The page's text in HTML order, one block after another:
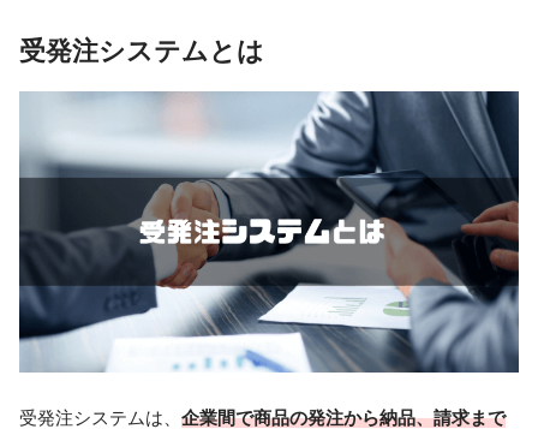
受発注システムとは
受発注システムは、 企業間で商品の発注から納品、請求まで